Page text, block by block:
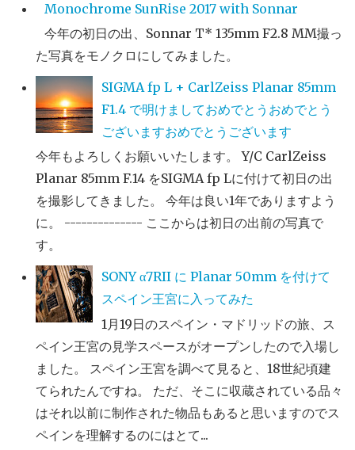
Monochrome SunRise 2017 with Sonnar
今年の初日の出、Sonnar T* 135mm F2.8 MM撮っ
た写真をモノクロにしてみました。
SIGMA fp L + CarlZeiss Planar 85mm
F1.4 で明けましておめでとうおめでとう
ございますおめでとうございます
今年もよろしくお願いいたします。 Y/C CarlZeiss
Planar 85mm F.14 をSIGMA fp Lに付けて初日の出
を撮影してきました。 今年は良い1年でありますよう
に。 -------------- ここからは初日の出前の写真で
す。
SONY α7RII に Planar 50mm を付けて
スペイン王宮に入ってみた
1月19日のスペイン・マドリッドの旅、ス
ペイン王宮の見学スペースがオープンしたので入場し
ました。 スペイン王宮を調べて見ると、18世紀頃建
てられたんですね。 ただ、そこに収蔵されている品々
はそれ以前に制作された物品もあると思いますのでス
ペインを理解するのにはとて...